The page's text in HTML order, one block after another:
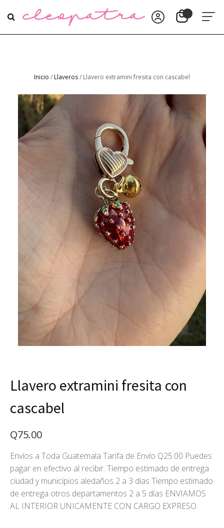
Inicio / Llaveros/ Llavero extramini fresita con cascabel
Llavero extramini fresita con
cascabel
Q75.00
Envíos a Toda Guatemala Tarifa de Envío Q25.00 Puedes
pagar en efectivo al recibir. Tiempo estimado de entrega
ciudad y municipios aledaños 2 a 3 días Tiempo estimado
de entrega otros departamentos 2 a 5 días ENVIAMOS
AL INTERIOR UNICAMENTE CON CARGO EXPRESO.